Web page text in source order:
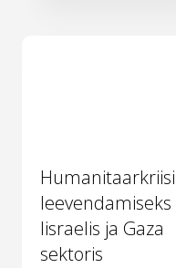
Humanitaarkriisi
leevendamiseks
Iisraelis ja Gaza
sektoris